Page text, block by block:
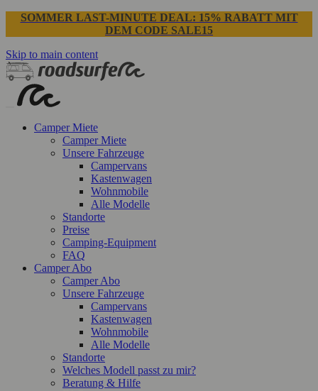
SOMMER LAST-MINUTE DEAL: 15% RABATT MIT
DEM CODE SALE15
Skip to main content
Camper Miete
Camper Miete
Unsere Fahrzeuge
Campervans
Kastenwagen
Wohnmobile
Alle Modelle
Standorte
Preise
Camping-Equipment
FAQ
Camper Abo
Camper Abo
Unsere Fahrzeuge
Campervans
Kastenwagen
Wohnmobile
Alle Modelle
Standorte
Welches Modell passt zu mir?
Beratung & Hilfe